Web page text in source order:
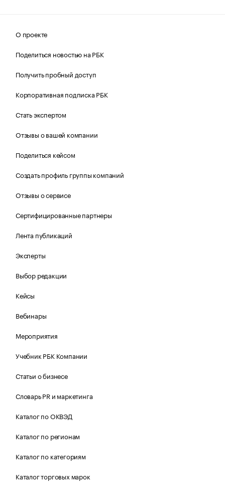
О проекте
Поделиться новостью на РБК
Получить пробный доступ
Корпоративная подписка РБК
Стать экспертом
Отзывы о вашей компании
Поделиться кейсом
Создать профиль группы компаний
Отзывы о сервисе
Сертифицированные партнеры
Лента публикаций
Эксперты
Выбор редакции
Кейсы
Вебинары
Мероприятия
Учебник РБК Компании
Статьи о бизнесе
Словарь PR и маркетинга
Каталог по ОКВЭД
Каталог по регионам
Каталог по категориям
Каталог торговых марок